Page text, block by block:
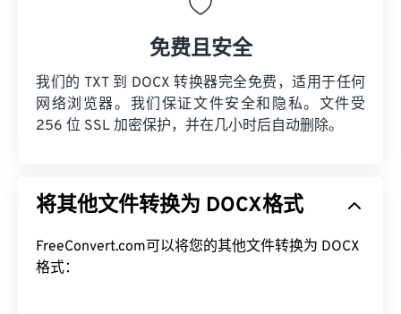
免费且安全
我们的 TXT 到 DOCX 转换器完全免费，适用于任何
网络浏览器。我们保证文件安全和隐私。文件受
256 位 SSL 加密保护，并在几小时后自动删除。
将其他文件转换为 DOCX格式
FreeConvert.com可以将您的其他文件转换为 DOCX
格式：